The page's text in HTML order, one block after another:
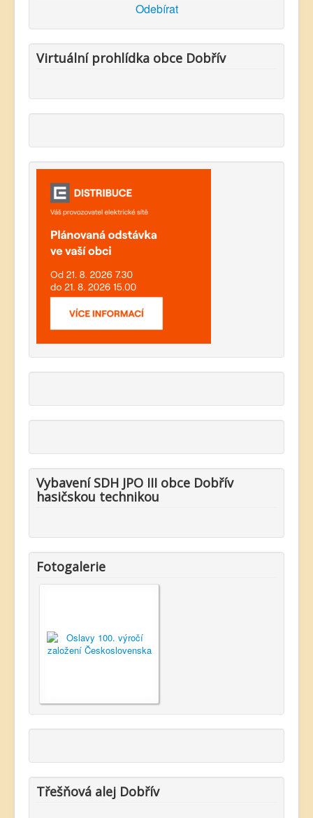
Odebírat
Virtuální prohlídka obce Dobřív
Vybavení SDH JPO III obce Dobřív
hasičskou technikou
Fotogalerie
Třešňová alej Dobřív